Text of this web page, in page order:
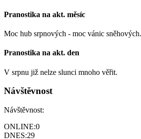
Pranostika na akt. měsíc
Moc hub srpnových - moc vánic sněhových.
Pranostika na akt. den
V srpnu již nelze slunci mnoho věřit.
Návštěvnost
Návštěvnost:
ONLINE:0
DNES:29